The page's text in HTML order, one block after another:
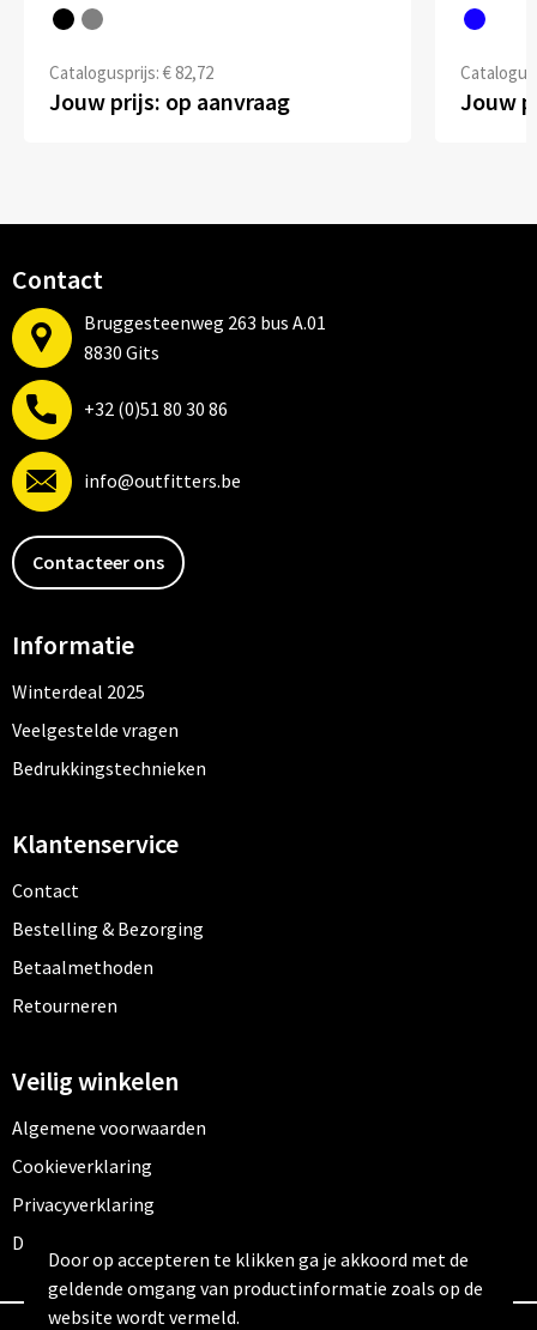
Catalogusprijs: € 82,72
Jouw prijs: op aanvraag Jouw
Contact
Bruggesteenweg 263 bus A.01
8830 Gits
+32 (0)51 80 30 86
info@outfitters.be
Contacteer ons
Informatie
Winterdeal 2025
Veelgestelde vragen
Bedrukkingstechnieken
Klantenservice
Contact
Bestelling & Bezorging
Betaalmethoden
Retourneren
Veilig winkelen
Algemene voorwaarden
Cookieverklaring
Privacyverklaring
Disclaimer
Door op accepteren te klikken ga je akkoord met de
geldende omgang van productinformatie zoals op de
website wordt vermeld.